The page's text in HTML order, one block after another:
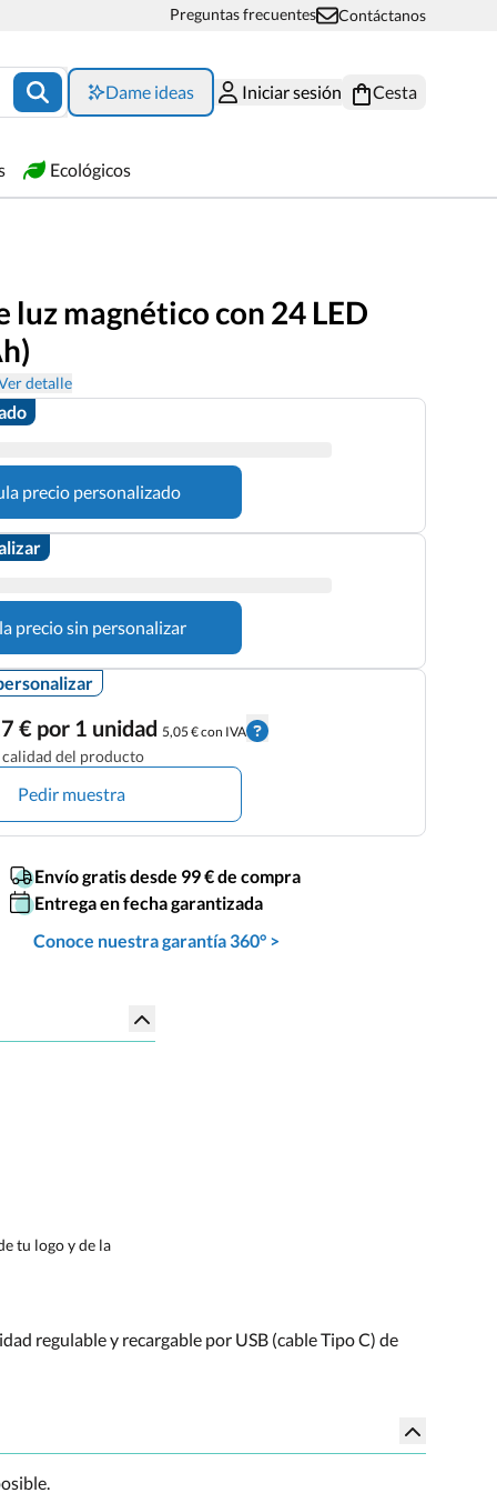
Preguntas frecuentes Contáctanos
Dame ideas Iniciar sesión Cesta
Ecológicos
luz magnético con 24 LED
detalle
precio personalizado
precio sin personalizar
€ por 1 unidad 5,05 € con IVA
del producto
Pedir muestra
Envío gratis desde 99 € de compra
Entrega en fecha garantizada
Conoce nuestra garantía 360° >
tu logo y de la
regulable y recargable por USB (cable Tipo C) de